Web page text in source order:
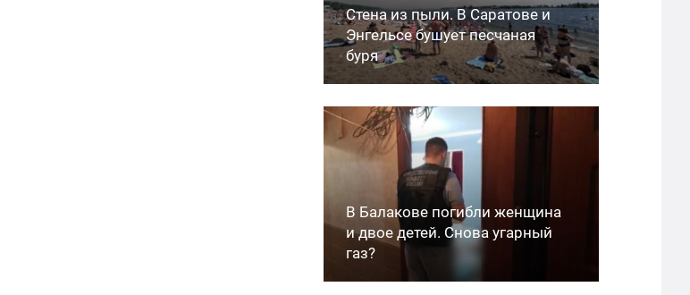
Стена из пыли. В Саратове и
Энгельсе бушует песчаная
буря
В Балакове погибли женщина
и двое детей. Снова угарный
газ?